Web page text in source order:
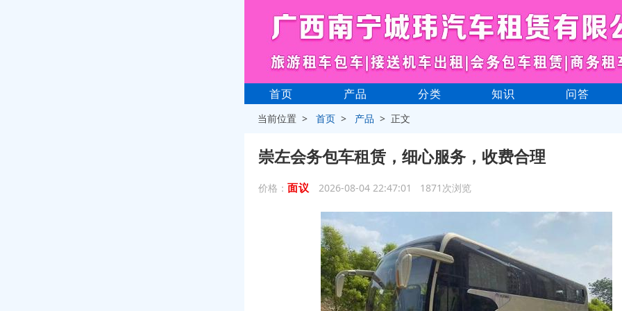
首页 产品 分类 知识 问答
当前位置 >首页 > 产品 > 正文
崇左会务包车租赁，细心服务，收费合理
价格： 面议 2026-08-04 22:47:01 1871次浏览